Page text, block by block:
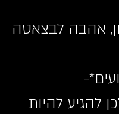
מתוך 10 שנים של ניסיון, אהבה לבצאטה
להגיע להיות